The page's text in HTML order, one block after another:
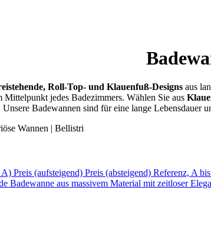
Roll-Top- und Klauenfuß-Designs aus
Mittelpunkt jedes Badezimmers. Wählen Sie aus
Badewannen sind für eine lange Lebensdauer
A) Preis (aufsteigend) Preis (absteigend) Referenz, A